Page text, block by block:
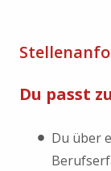
Du passt
Du über